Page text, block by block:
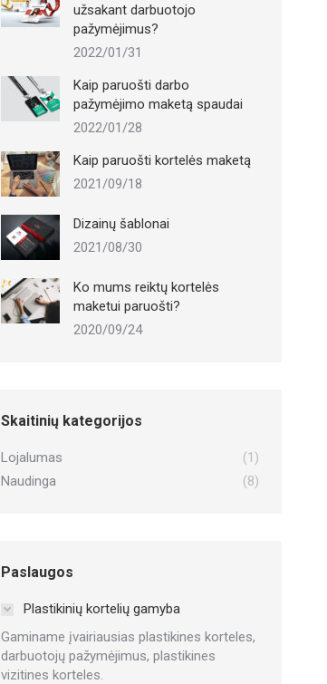
užsakant darbuotojo
pažymėjimus?
2022/01/31
Kaip paruošti darbo
pažymėjimo maketą spaudai
2022/01/28
Kaip paruošti kortelės maketą
2021/09/18
Dizainų šablonai
2021/08/30
Ko mums reiktų kortelės
maketui paruošti?
2020/09/24
Skaitinių kategorijos
Lojalumas
(1)
Naudinga
(8)
Paslaugos
Plastikinių kortelių gamyba
Gaminame įvairiausias plastikines korteles,
darbuotojų pažymėjimus, plastikines
vizitines korteles.